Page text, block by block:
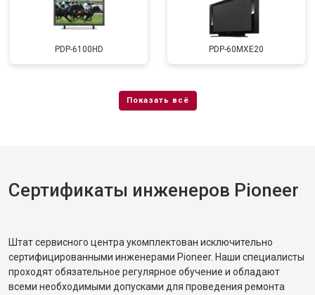
PDP-6100HD PDP-60MXE20
Сертификаты инженеров Pioneer
Штат сервисного центра укомплектован исключительно
сертифицированными инженерами Pioneer. Наши специалисты
проходят обязательное регулярное обучение и обладают
всеми необходимыми допусками для проведения ремонта